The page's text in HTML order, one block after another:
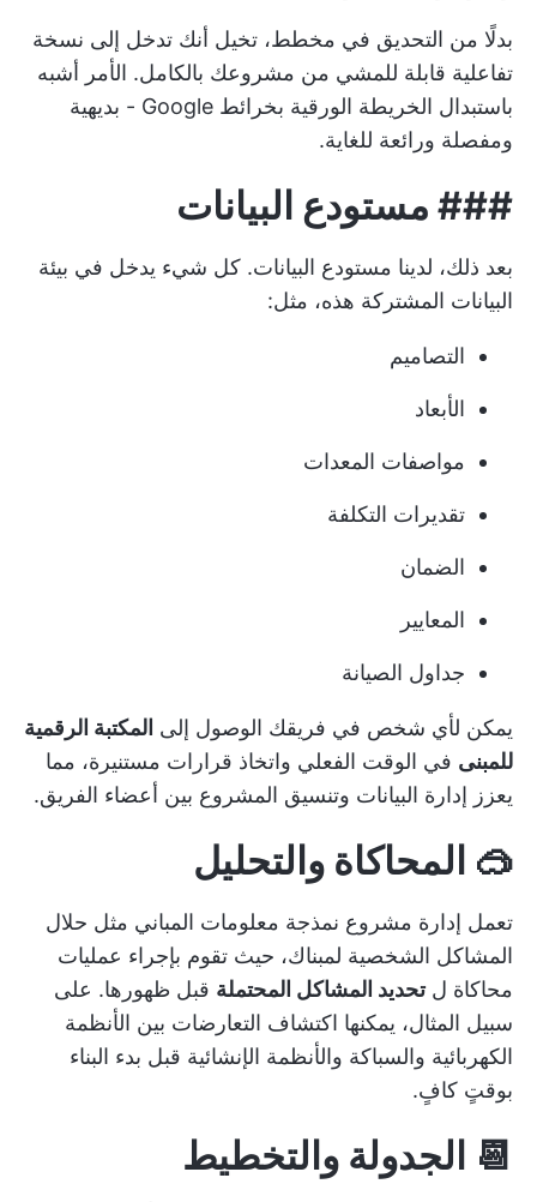
بدلًا من التحديق في مخطط، تخيل أنك تدخل إلى نسخة
تفاعلية قابلة للمشي من مشروعك بالكامل. الأمر أشبه
باستبدال الخريطة الورقية بخرائط Google - بديهية
ومفصلة ورائعة للغاية.
### مستودع البيانات
بعد ذلك، لدينا مستودع البيانات. كل شيء يدخل في بيئة
البيانات المشتركة هذه، مثل:
التصاميم
الأبعاد
مواصفات المعدات
تقديرات التكلفة
الضمان
المعايير
جداول الصيانة
يمكن لأي شخص في فريقك الوصول إلى المكتبة الرقمية
للمبنى في الوقت الفعلي واتخاذ قرارات مستنيرة، مما
يعزز إدارة البيانات وتنسيق المشروع بين أعضاء الفريق.
🥽 المحاكاة والتحليل
تعمل إدارة مشروع نمذجة معلومات المباني مثل حلال
المشاكل الشخصية لمبناك، حيث تقوم بإجراء عمليات
محاكاة لتحديد المشاكل المحتملة قبل ظهورها. على
سبيل المثال، يمكنها اكتشاف التعارضات بين الأنظمة
الكهربائية والسباكة والأنظمة الإنشائية قبل بدء البناء
بوقتٍ كافٍ.
📆 الجدولة والتخطيط